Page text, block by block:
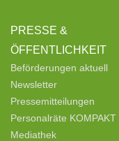
PRESSE &
ÖFFENTLICHKEIT
Beförderungen aktuell
Newsletter
Pressemitteilungen
Personalräte KOMPAKT
Mediathek